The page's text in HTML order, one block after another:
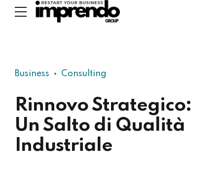
Business Consulting
Rinnovo Strategico:
Un Salto di Qualità
Industriale